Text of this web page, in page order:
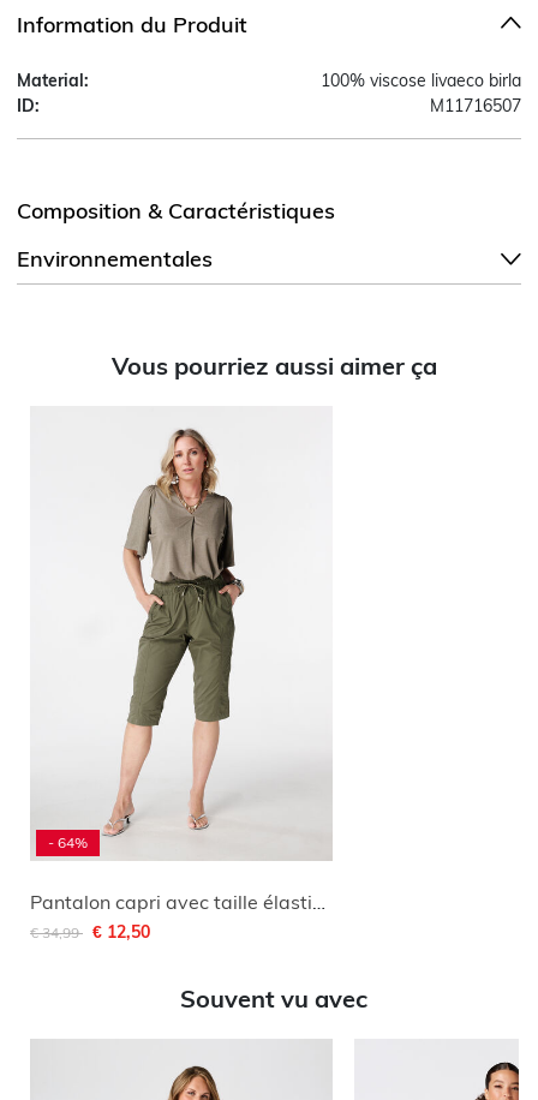
Information du Produit
Material:
100% viscose livaeco birla
ID:
M11716507
Composition & Caractéristiques
Environnementales
Vous pourriez aussi aimer ça
- 64%
Remise de
€ 34,99 € 12,50
Souvent vu avec